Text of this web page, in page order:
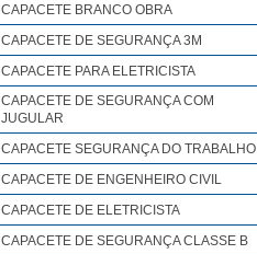
CAPACETE BRANCO OBRA
CAPACETE DE SEGURANÇA 3M
CAPACETE PARA ELETRICISTA
CAPACETE DE SEGURANÇA COM
JUGULAR
CAPACETE SEGURANÇA DO TRABALHO
CAPACETE DE ENGENHEIRO CIVIL
CAPACETE DE ELETRICISTA
CAPACETE DE SEGURANÇA CLASSE B